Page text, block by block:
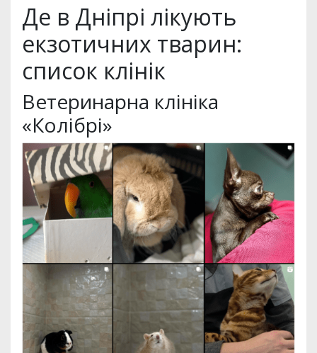
Де в Дніпрі лікують
екзотичних тварин:
список клінік
Ветеринарна клініка
«Колібрі»